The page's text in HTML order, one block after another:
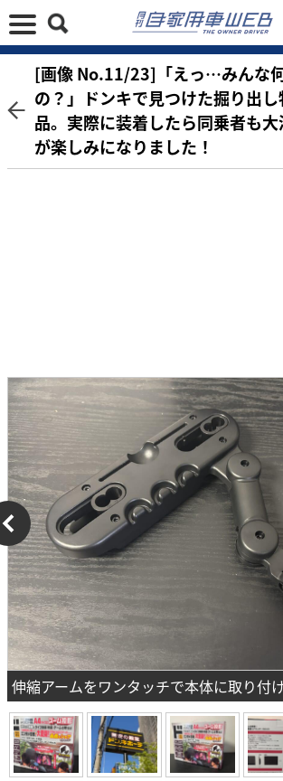
[画像 No.11/23]「えっ…みんな
の？」ドンキで見つけた掘り出
品。実際に装着したら同乗者も
が楽しみになりました！
伸縮アームをワンタッチで本体に取り付